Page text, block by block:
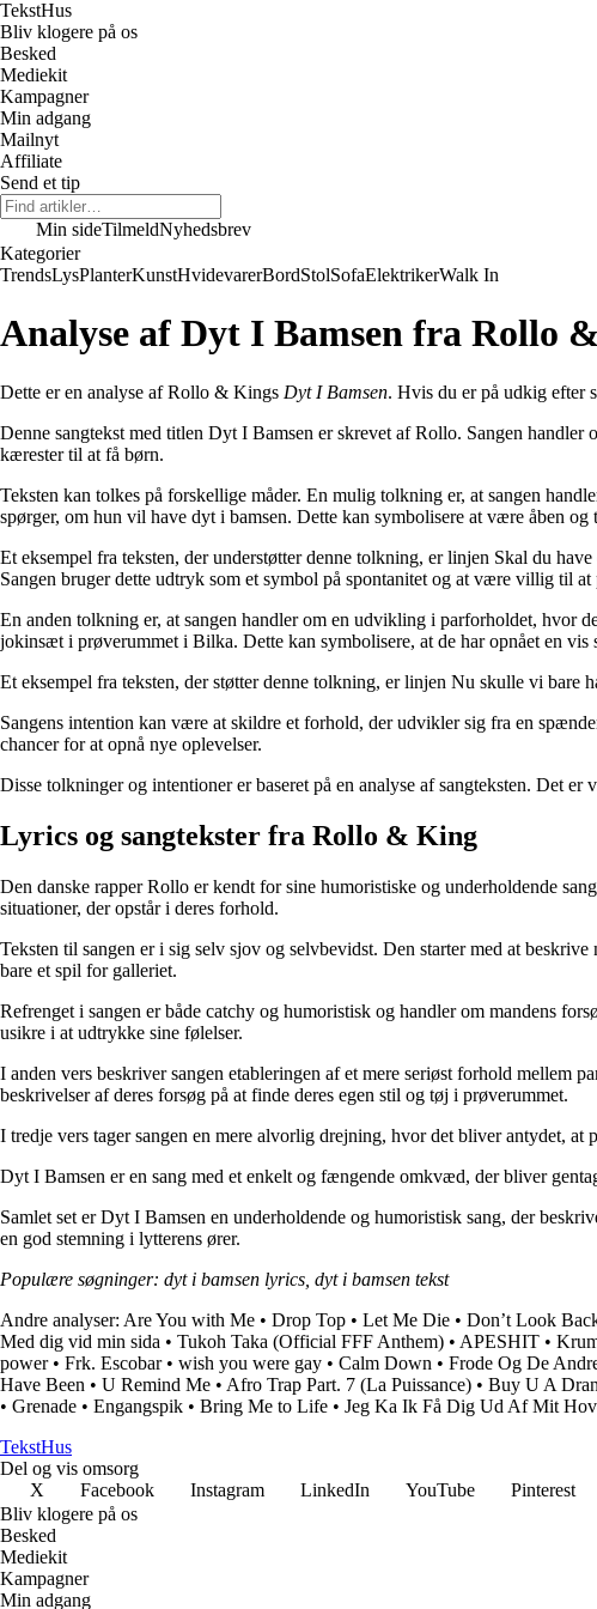
TekstHus
Bliv klogere på os
Besked
Mediekit
Kampagner
Min adgang
Mailnyt
Affiliate
Send et tip
Min sideTilmeldNyhedsbrev
Kategorier
TrendsLysPlanterKunstHvidevarerBordStolSofaElektrikerWalk In
Analyse af Dyt I Bamsen fra Rollo
Dette er en analyse af Rollo & Kings Dyt I Bamsen. Hvis du er på udkig efter
Denne sangtekst med titlen Dyt I Bamsen er skrevet af Rollo. Sangen
kærester til at få børn.
Teksten kan tolkes på forskellige måder. En mulig tolkning er, at sangen
spørger, om hun vil have dyt i bamsen. Dette kan symbolisere at være åben
Et eksempel fra teksten, der understøtter denne tolkning, er linjen Skal du
Sangen bruger dette udtryk som et symbol på spontanitet og at være villig til
En anden tolkning er, at sangen handler om en udvikling i parforholdet, hvor
jokinsæt i prøverummet i Bilka. Dette kan symbolisere, at de har opnået en vis
Et eksempel fra teksten, der støtter denne tolkning, er linjen Nu skulle vi bare
Sangens intention kan være at skildre et forhold, der udvikler sig fra en
chancer for at opnå nye oplevelser.
Disse tolkninger og intentioner er baseret på en analyse af sangteksten. Det
Lyrics og sangtekster fra Rollo & King
Den danske rapper Rollo er kendt for sine humoristiske og underholdende
situationer, der opstår i deres forhold.
Teksten til sangen er i sig selv sjov og selvbevidst. Den starter med at
bare et spil for galleriet.
Refrenget i sangen er både catchy og humoristisk og handler om mandens
usikre i at udtrykke sine følelser.
I anden vers beskriver sangen etableringen af et mere seriøst forhold mellem
beskrivelser af deres forsøg på at finde deres egen stil og tøj i prøverummet.
I tredje vers tager sangen en mere alvorlig drejning, hvor det bliver antydet,
Dyt I Bamsen er en sang med et enkelt og fængende omkvæd, der bliver
Samlet set er Dyt I Bamsen en underholdende og humoristisk sang, der
en god stemning i lytterens ører.
Populære søgninger: dyt i bamsen lyrics, dyt i bamsen tekst
Andre analyser: Are You with Me • Drop Top • Let Me Die • Don’t Look
Med dig vid min sida • Tukoh Taka (Official FFF Anthem) • APESHIT •
power• Frk. Escobar• ​wish you were gay • Calm Down • Frode Og De
Have Been • U Remind Me • Afro Trap Part. 7 (La Puissance) • Buy U A
• Grenade • Engangspik • Bring Me to Life • Jeg Ka Ik Få Dig Ud Af Mit
TekstHus
Del og vis omsorg
X
Facebook Instagram LinkedIn YouTube Pinterest
Bliv klogere på os
Besked
Mediekit
Kampagner
Min adgang